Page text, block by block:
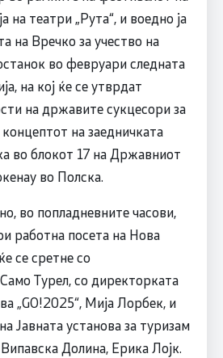
на театри „Рута“, и воедно ја
на Вречко за учество на
во февруари следната
на кој ќе се утврдат
на државите сукцесори за
на заедничката
во блокот 17 на Државниот
во Полска.
во поплaдневните часови,
работна посета на Нова
се сретне со
Турел, со директорката
„GO!2025“, Мија Лорбек, и
Јавната установа за туризам
Долина, Ерика Лојк.